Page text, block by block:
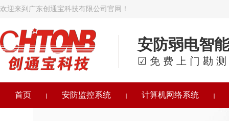
欢迎来到广东创通宝科技有限公司官网！
安防弱电智
☑免费上门勘
首页 安防监控系统 计算机网络系统